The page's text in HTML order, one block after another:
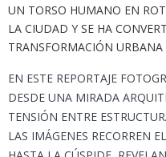
UN TORSO HUMANO EN
LA CIUDAD Y SE HA
TRANSFORMACIÓN URBANA
EN ESTE REPORTAJE
DESDE UNA MIRADA
TENSIÓN ENTRE
LAS IMÁGENES RECORREN